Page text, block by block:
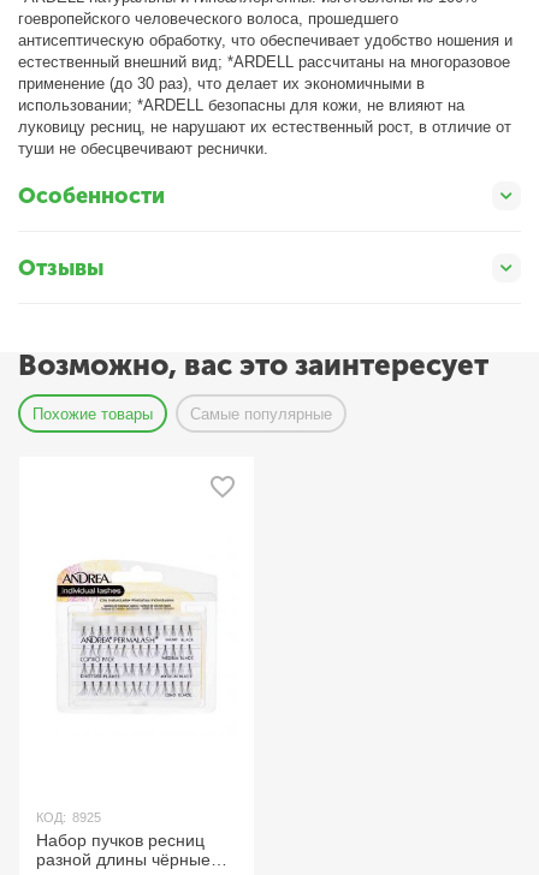
гоевропейского человеческого волоса, прошедшего
антисептическую обработку, что обеспечивает удобство ношения и
естественный внешний вид; *ARDELL рассчитаны на многоразовое
применение (до 30 раз), что делает их экономичными в
использовании; *ARDELL безопасны для кожи, не влияют на
луковицу ресниц, не нарушают их естественный рост, в отличие от
туши не обесцвечивают реснички.
Особенности
Отзывы
Возможно, вас это заинтересует
Похожие товары Самые популярные
КОД: 8925
Набор пучков ресниц
разной длины чёрные